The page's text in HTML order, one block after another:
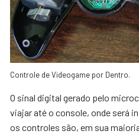
Controle de Videogame por Dentro.
O sinal digital gerado pelo
viajar até o console, onde será
os controles são, em sua